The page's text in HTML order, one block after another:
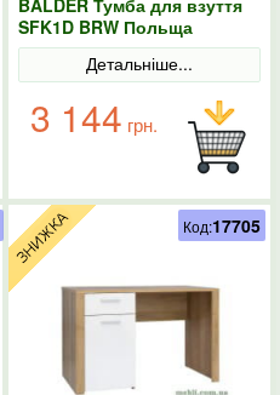
SFK1D BRW Польща
Детальніше...
3 144 грн.
Код:17705